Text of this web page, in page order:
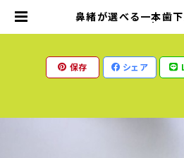
鼻緒が選べる一本歯下
保存 シェア